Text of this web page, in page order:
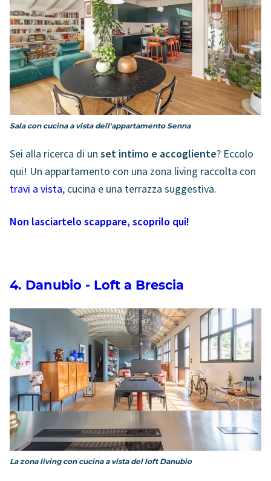
Sala con cucina a vista dell'appartamento Senna
Sei alla ricerca di un set intimo e accogliente? Eccolo
qui! Un appartamento con una zona living raccolta con
travi a vista, cucina e una terrazza suggestiva.
Non lasciartelo scappare, scoprilo qui!
4. Danubio - Loft a Brescia
La zona living con cucina a vista del loft Danubio